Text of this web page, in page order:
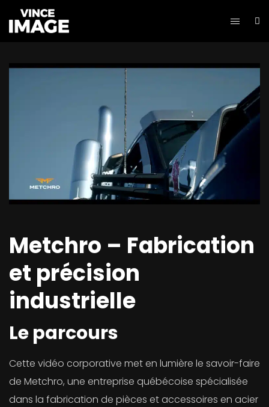
Metchro – Fabrication
et précision
industrielle
Le parcours
Cette vidéo corporative met en lumière le savoir-faire
de Metchro, une entreprise québécoise spécialisée
dans la fabrication de pièces et accessoires en acier